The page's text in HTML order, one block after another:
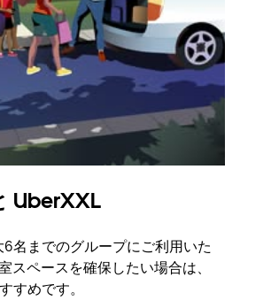
UberXXL
名までのグループにご利用いた
スペースを確保したい場合は、
すめです。